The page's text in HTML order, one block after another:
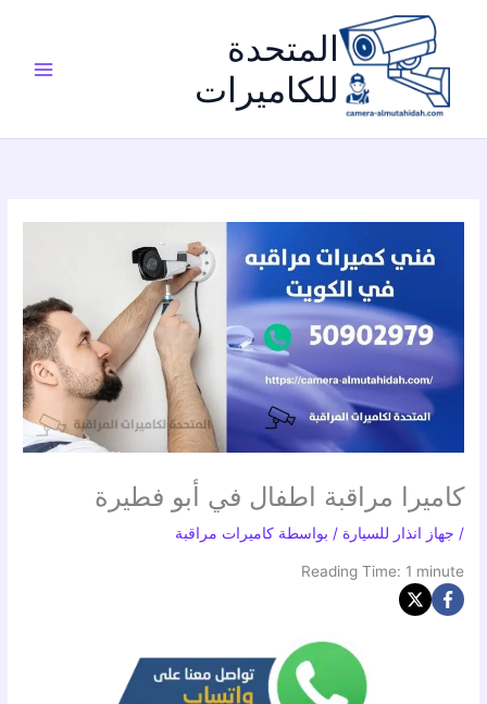
المتحدة
للكاميرات
كاميرا مراقبة اطفال في أبو فطيرة
/ جهاز انذار للسيارة / بواسطة كاميرات مراقبة
Reading Time: 1 minute